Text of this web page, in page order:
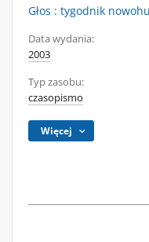
Głos : tygodnik
Data wydania:
2003
Typ zasobu:
czasopismo
Więcej